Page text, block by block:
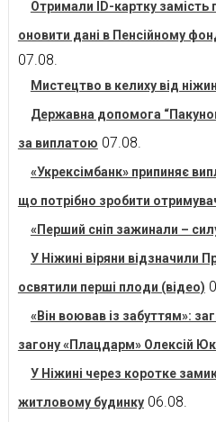
Отримали ID-картку замість
оновити дані в Пенсійному
07.08.
Мистецтво в келиху від
Державна допомога
за виплатою 07.08.
«Укрексімбанк» припиняє
що потрібно зробити
«Перший сніп зажинали –
У Ніжині віряни відзначили
освятили перші плоди (відео)
«Він воював із забуттям»:
загону «Плацдарм» Олексій
У Ніжині через коротке
житловому будинку 06.08.